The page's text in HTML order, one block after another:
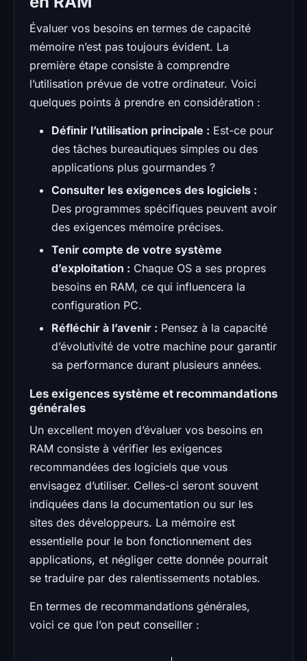
Évaluer vos besoins en termes de capacité
mémoire n’est pas toujours évident. La
première étape consiste à comprendre
l’utilisation prévue de votre ordinateur. Voici
quelques points à prendre en considération :
Définir l’utilisation principale : Est-ce pour
des tâches bureautiques simples ou des
applications plus gourmandes ?
Consulter les exigences des logiciels :
Des programmes spécifiques peuvent avoir
des exigences mémoire précises.
Tenir compte de votre système
d’exploitation : Chaque OS a ses propres
besoins en RAM, ce qui influencera la
configuration PC.
Réfléchir à l’avenir : Pensez à la capacité
d’évolutivité de votre machine pour garantir
sa performance durant plusieurs années.
Les exigences système et recommandations
générales
Un excellent moyen d’évaluer vos besoins en
RAM consiste à vérifier les exigences
recommandées des logiciels que vous
envisagez d’utiliser. Celles-ci seront souvent
indiquées dans la documentation ou sur les
sites des développeurs. La mémoire est
essentielle pour le bon fonctionnement des
applications, et négliger cette donnée pourrait
se traduire par des ralentissements notables.
En termes de recommandations générales,
voici ce que l’on peut conseiller :